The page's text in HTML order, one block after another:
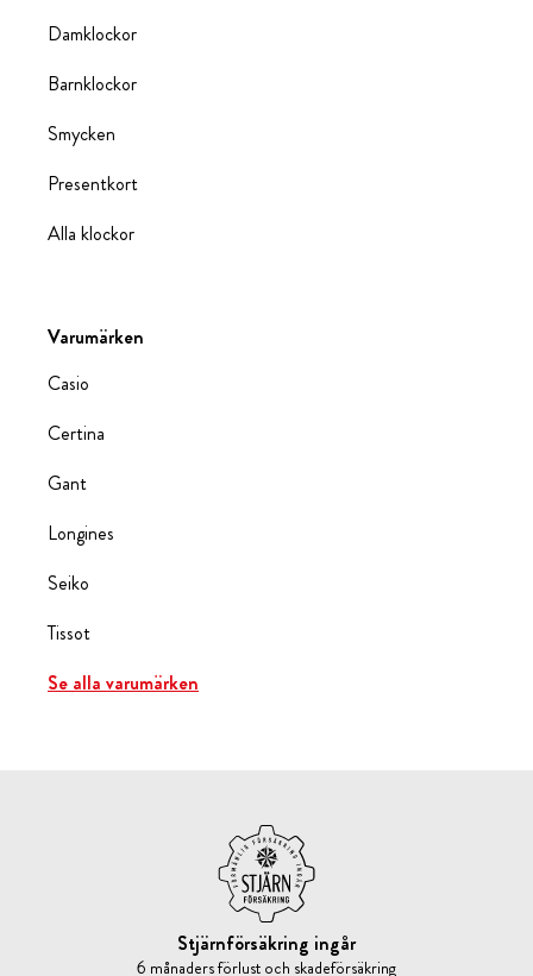
Damklockor
Barnklockor
Smycken
Presentkort
Alla klockor
Varumärken
Casio
Certina
Gant
Longines
Seiko
Tissot
Se alla varumärken
Stjärnförsäkring ingår
6 månaders förlust och skadeförsäkring